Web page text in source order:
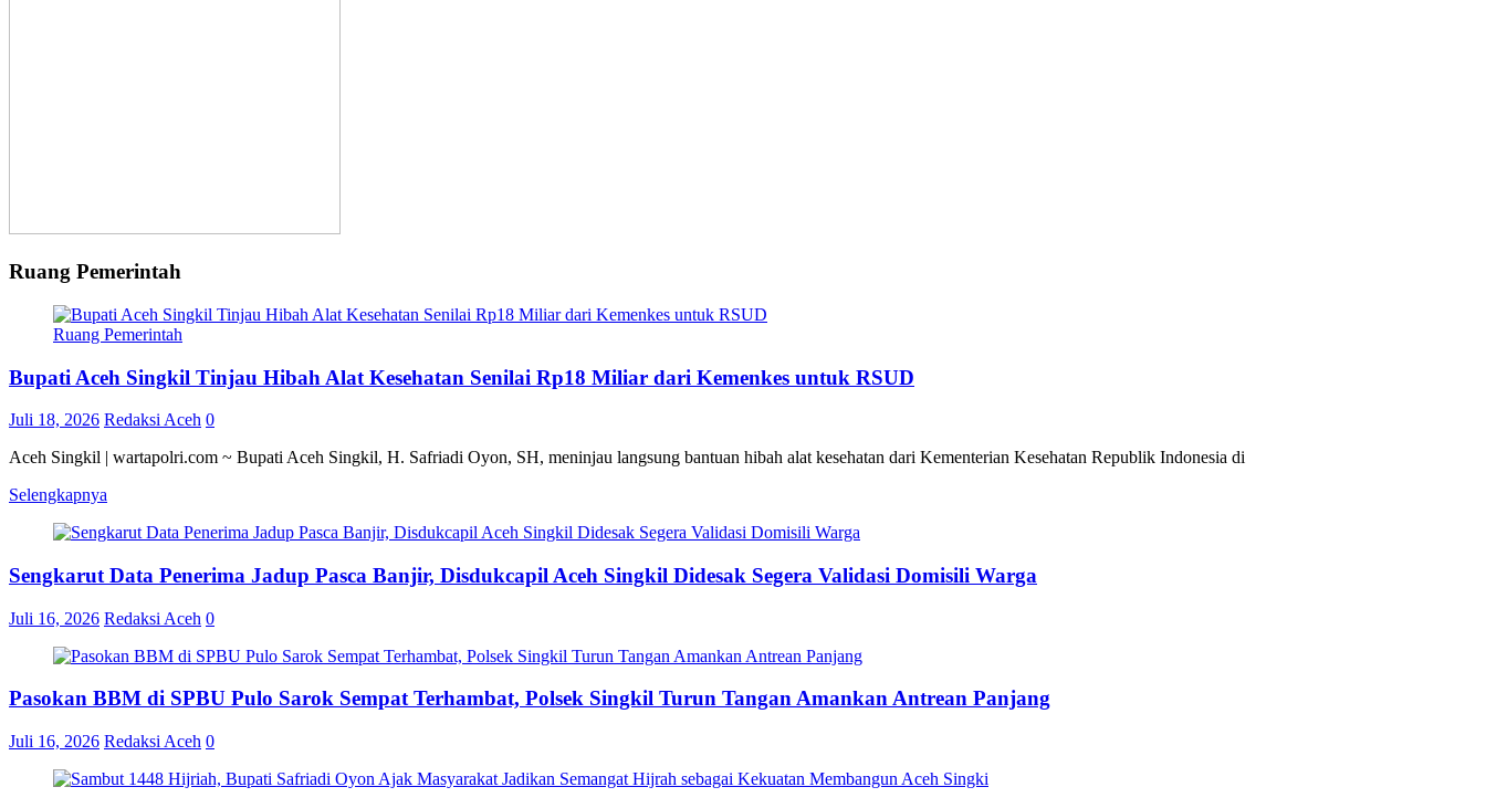
Ruang Pemerintah
Ruang Pemerintah
Bupati Aceh Singkil Tinjau Hibah Alat Kesehatan Senilai Rp18 Miliar dari Kemenkes untuk RSUD
Juli 18, 2026 Redaksi Aceh 0
Aceh Singkil | wartapolri.com ~ Bupati Aceh Singkil, H. Safriadi Oyon, SH, meninjau langsung bantuan hibah alat kesehatan dari Kementerian Kesehatan Republik Indonesia di
Selengkapnya
Sengkarut Data Penerima Jadup Pasca Banjir, Disdukcapil Aceh Singkil Didesak Segera Validasi Domisili Warga
Juli 16, 2026 Redaksi Aceh 0
Pasokan BBM di SPBU Pulo Sarok Sempat Terhambat, Polsek Singkil Turun Tangan Amankan Antrean Panjang
Juli 16, 2026 Redaksi Aceh 0